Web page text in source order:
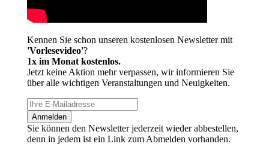
Kennen Sie schon unseren kostenlosen Newsletter mit
'Vorlesevideo'?
1x im Monat kostenlos.
Jetzt keine Aktion mehr verpassen, wir informieren Sie
über alle wichtigen Veranstaltungen und Neuigkeiten.
Anmelden
Sie können den Newsletter jederzeit wieder abbestellen,
denn in jedem ist ein Link zum Abmelden vorhanden.